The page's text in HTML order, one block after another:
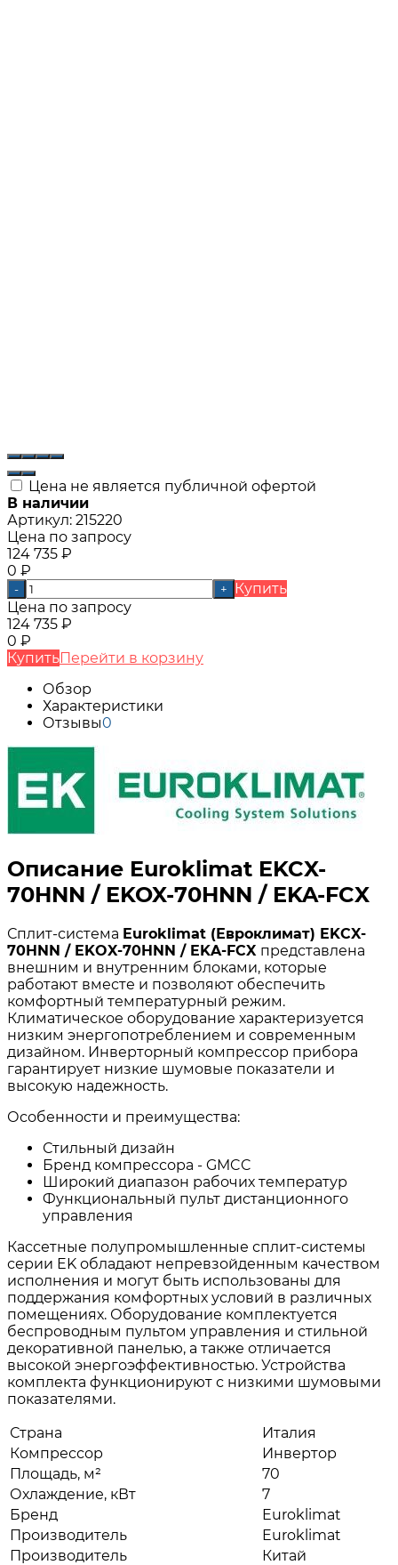
Цена не является публичной офертой
В наличии
Артикул: 215220
Цена по запросу
124 735 ₽
0 ₽
- +
Купить
Цена по запросу
124 735 ₽
0 ₽
КупитьПерейти в корзину
Обзор
Характеристики
Отзывы0
Описание Euroklimat EKCX-
70HNN / EKOX-70HNN / EKA-FCX
Сплит-система Euroklimat (Евроклимат) EKCX-
70HNN / EKOX-70HNN / EKA-FCX представлена
внешним и внутренним блоками, которые
работают вместе и позволяют обеспечить
комфортный температурный режим.
Климатическое оборудование характеризуется
низким энергопотреблением и современным
дизайном. Инверторный компрессор прибора
гарантирует низкие шумовые показатели и
высокую надежность.
Особенности и преимущества:
Стильный дизайн
Бренд компрессора - GMCC
Широкий диапазон рабочих температур
Функциональный пульт дистанционного
управления
Кассетные полупромышленные сплит-системы
серии EK обладают непревзойденным качеством
исполнения и могут быть использованы для
поддержания комфортных условий в различных
помещениях. Оборудование комплектуется
беспроводным пультом управления и стильной
декоративной панелью, а также отличается
высокой энергоэффективностью. Устройства
комплекта функционируют с низкими шумовыми
показателями.
Страна
Италия
Компрессор
Инвертор
Площадь, м²
70
Охлаждение, кВт
7
Бренд
Euroklimat
Производитель
Euroklimat
Производитель
Китай